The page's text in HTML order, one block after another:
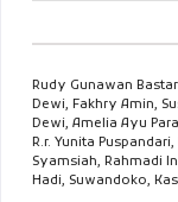
Rudy Gunawan
Dewi, Fakhry Amin,
Dewi, Amelia Ayu
R.r. Yunita
Syamsiah, Rahmadi
Hadi, Suwandoko,